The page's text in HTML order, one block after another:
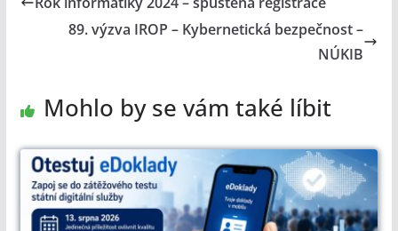
89. výzva IROP – Kybernetická bezpečnost –
NÚKIB
Mohlo by se vám také líbit